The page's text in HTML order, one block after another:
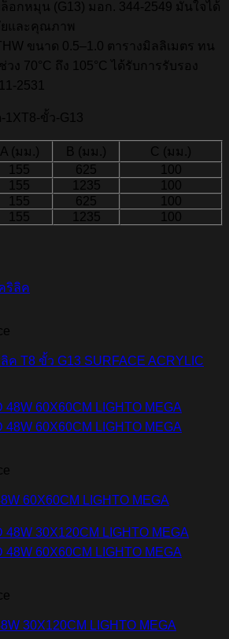
อกหมุน (G13) มอก. 344-2549 มั่นใจได้
และคุณภาพ
ขนาด 0.5–1.0 ตารางมิลลิเมตร ทน
ง 70°C ถึง 105°C ได้รับการรับรอง
2531
A (มม.) B (มม.)
C (มม.)
155 625
100
155 1235
100
155 625
100
155 1235 100
T8 ขั้ว G13 SURFACE ACRYLIC
60X60CM LIGHTO MEGA
30X120CM LIGHTO MEGA